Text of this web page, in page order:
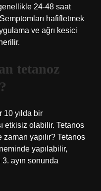
24-48 saat
hafifletmek
ve ağrı kesici
tetanoz
10 yılda bir
etkisiz olabilir. Tetanos
zaman yapılır? Tetanos
yapılabilir,
ayın sonunda